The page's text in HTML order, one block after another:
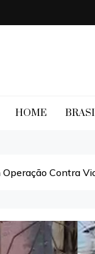
HOME
Contra